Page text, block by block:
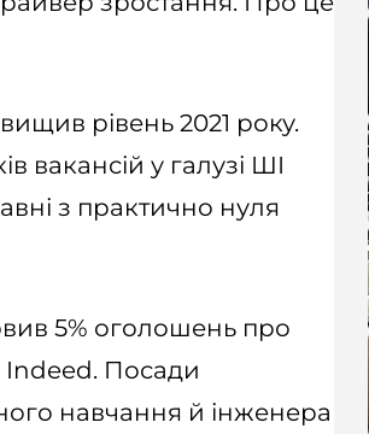
рівень 2021 року.
вакансій у галузі ШІ
з практично нуля
5% оголошень про
Indeed. Посади
навчання й інженера